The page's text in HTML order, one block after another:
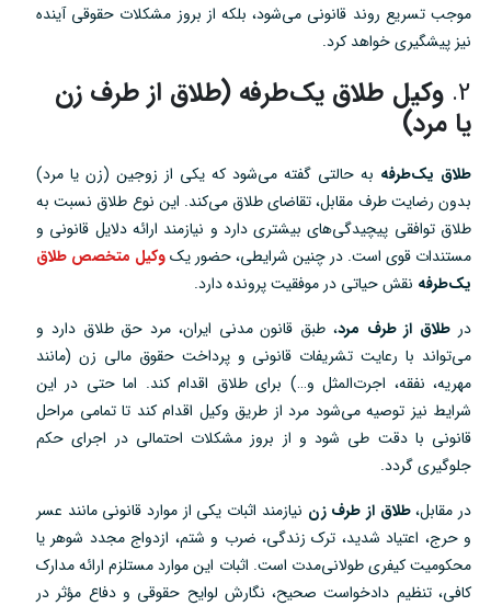
موجب تسریع روند قانونی می‌شود، بلکه از بروز مشکلات حقوقی آینده
نیز پیشگیری خواهد کرد.
2. وکیل طلاق یک‌طرفه (طلاق از طرف زن
یا مرد)
طلاق یک‌طرفه به حالتی گفته می‌شود که یکی از زوجین (زن یا مرد)
بدون رضایت طرف مقابل، تقاضای طلاق می‌کند. این نوع طلاق نسبت به
طلاق توافقی پیچیدگی‌های بیشتری دارد و نیازمند ارائه دلایل قانونی و
مستندات قوی است. در چنین شرایطی، حضور یکوکیل متخصص طلاق
یک‌طرفه نقش حیاتی در موفقیت پرونده دارد.
در طلاق از طرف مرد، طبق قانون مدنی ایران، مرد حق طلاق دارد و
می‌تواند با رعایت تشریفات قانونی و پرداخت حقوق مالی زن (مانند
مهریه، نفقه، اجرت‌المثل و…) برای طلاق اقدام کند. اما حتی در این
شرایط نیز توصیه می‌شود مرد از طریق وکیل اقدام کند تا تمامی مراحل
قانونی با دقت طی شود و از بروز مشکلات احتمالی در اجرای حکم
جلوگیری گردد.
در مقابل،طلاق از طرف زن نیازمند اثبات یکی از موارد قانونی مانند عسر
و حرج، اعتیاد شدید، ترک زندگی، ضرب و شتم، ازدواج مجدد شوهر یا
محکومیت کیفری طولانی‌مدت است. اثبات این موارد مستلزم ارائه مدارک
کافی، تنظیم دادخواست صحیح، نگارش لوایح حقوقی و دفاع مؤثر در